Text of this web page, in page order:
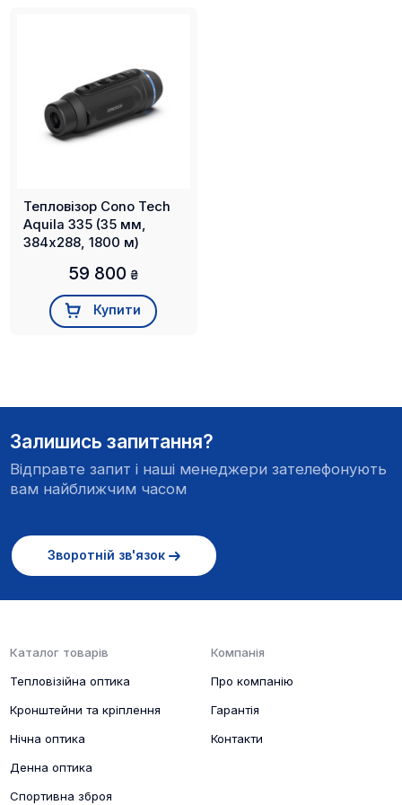
- тепловізійний монокуляр
- кабель USB Type-C
- керівництво користувача
- гарантійний талон
Тепловізор Cono Tech
Aquila 335 (35 мм,
384х288, 1800 м)
59 800 ₴
Купити
Залишись запитання?
Відправте запит і наші менеджери зателефонують
вам найближчим часом
Зворотній зв'язок
Каталог товарів
Тепловізійна оптика
Кронштейни та кріплення
Нічна оптика
Денна оптика
Спортивна зброя
Компанія
Про компанію
Гарантія
Контакти